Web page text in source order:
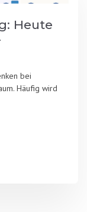
Heute
bei
Häufig wird